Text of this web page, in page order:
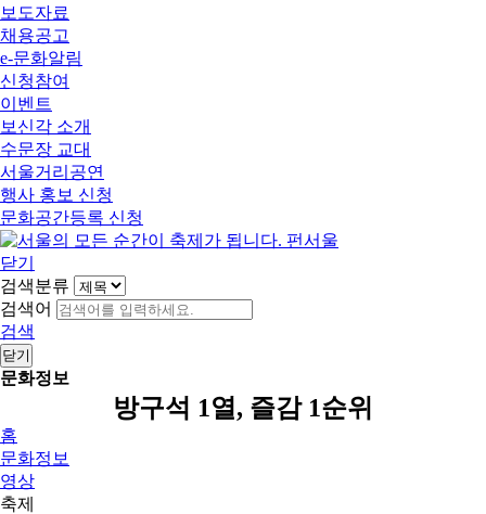
보도자료
채용공고
e-문화알림
신청참여
이벤트
보신각 소개
수문장 교대
서울거리공연
행사 홍보 신청
문화공간등록 신청
닫기
검색분류
검색어
검색
닫기
문화정보
방구석 1열, 즐감 1순위
홈
문화정보
영상
축제